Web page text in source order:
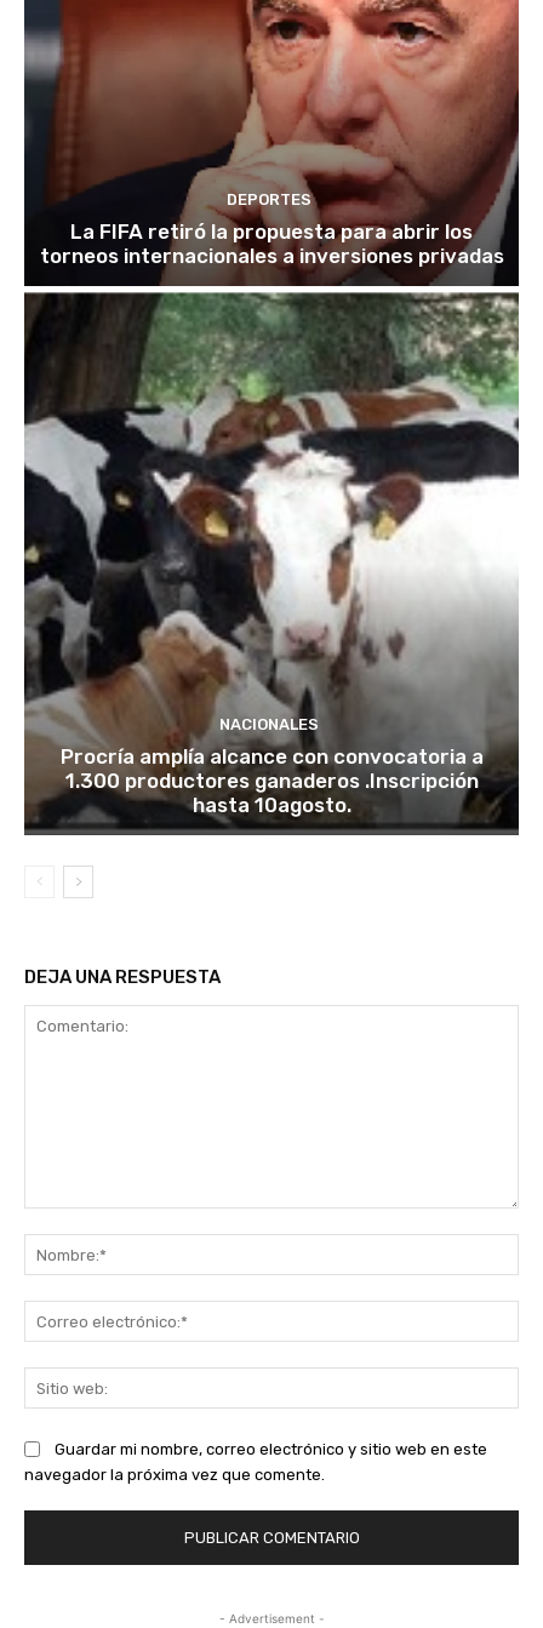
DEPORTES
La FIFA retiró la propuesta para abrir los
torneos internacionales a inversiones privadas
NACIONALES
Procría amplía alcance con convocatoria a
1.300 productores ganaderos .Inscripción
hasta 10agosto.
DEJA UNA RESPUESTA
Guardar mi nombre, correo electrónico y sitio web en este
navegador la próxima vez que comente.
- Advertisement -